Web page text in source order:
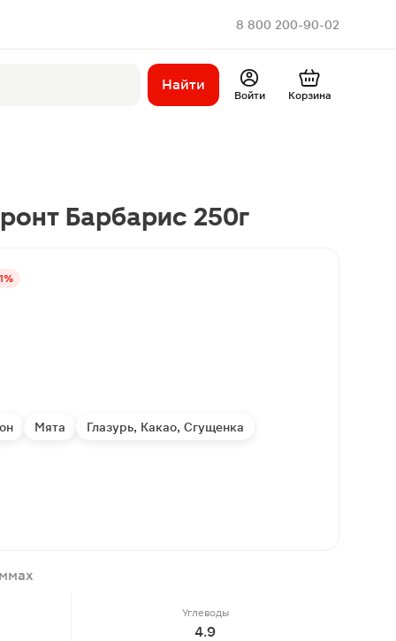
8 800 200-90-02
Найти
Войти Корзина
Барбарис 250г
Мята Глазурь, Какао, Сгущенка
Углеводы
4.9